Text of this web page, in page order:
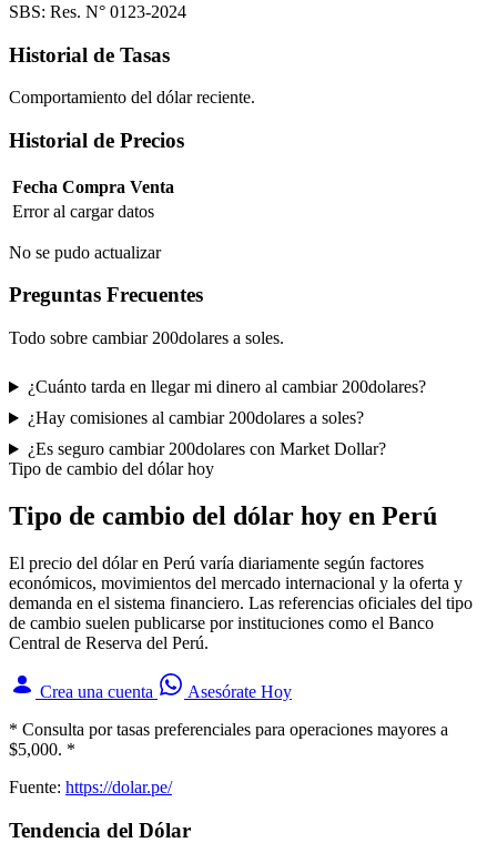
SBS: Res. N° 0123-2024
Historial de Tasas
Comportamiento del dólar reciente.
Historial de Precios
Fecha Compra Venta
Error al cargar datos
No se pudo actualizar
Preguntas Frecuentes
Todo sobre cambiar 200dolares a soles.
¿Cuánto tarda en llegar mi dinero al cambiar 200dolares?
¿Hay comisiones al cambiar 200dolares a soles?
¿Es seguro cambiar 200dolares con Market Dollar?
Tipo de cambio del dólar hoy
Tipo de cambio del dólar hoy en Perú
El precio del dólar en Perú varía diariamente según factores
económicos, movimientos del mercado internacional y la oferta y
demanda en el sistema financiero. Las referencias oficiales del tipo
de cambio suelen publicarse por instituciones como el Banco
Central de Reserva del Perú.
Crea una cuenta
Asesórate Hoy
* Consulta por tasas preferenciales para operaciones mayores a
$5,000. *
Fuente: https://dolar.pe/
Tendencia del Dólar